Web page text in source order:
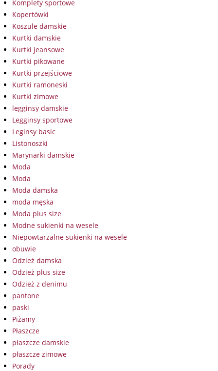
Komplety sportowe
Kopertówki
Koszule damskie
Kurtki damskie
Kurtki jeansowe
Kurtki pikowane
Kurtki przejściowe
Kurtki ramoneski
Kurtki zimowe
legginsy damskie
Legginsy sportowe
Leginsy basic
Listonoszki
Marynarki damskie
Moda
Moda
Moda damska
moda męska
Moda plus size
Modne sukienki na wesele
Niepowtarzalne sukienki na wesele
obuwie
Odzież damska
Odzież plus size
Odzież z denimu
pantone
paski
Piżamy
Płaszcze
płaszcze damskie
płaszcze zimowe
Porady